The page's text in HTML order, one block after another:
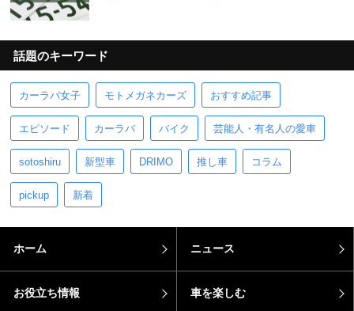
話題のキーワード
カーラバ女子 モトメガネカーズ おすすめ記事
エピソード カーラバ バイク 芸能人・有名人の愛車
sotoshiru 新型車 DRIMO 推し車 コラム
pickup 新着
ホーム ニュース
お役立ち情報 車を楽しむ